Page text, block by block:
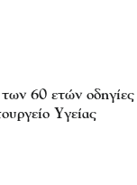
60 ετών οδηγίες
Υγείας